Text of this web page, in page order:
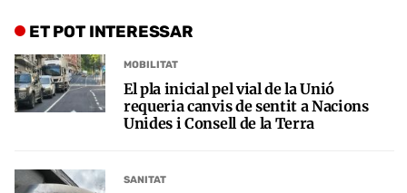
ET POT INTERESSAR
MOBILITAT
El pla inicial pel vial de la Unió
requeria canvis de sentit a Nacions
Unides i Consell de la Terra
SANITAT